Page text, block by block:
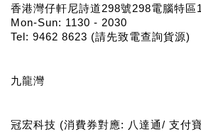
香港灣仔軒尼詩道298號298電腦特區
Mon-Sun: 1130 - 2030
Tel: 9462 8623 (請先致電查詢貨源)
九龍灣
冠宏科技 (消費券對應: 八達通/ 支付